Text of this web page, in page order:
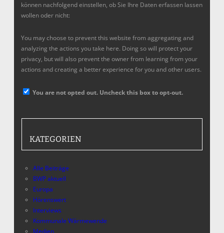
können nachfolgend einstellen, ob Sie Ihre Daten erfassen lassen
wollen oder nicht:
You may choose to prevent this website from aggregating and
analyzing the actions you take here. Doing so will protect your
privacy, but will also prevent the owner from learning from your
actions and creating a better experience for you and other users.
You are not opted out. Uncheck this box to opt-out.
KATEGORIEN
Alle Beiträge
BWP aktuell
Europa
Hörenswert
Interviews
Kommunale Wärmewende